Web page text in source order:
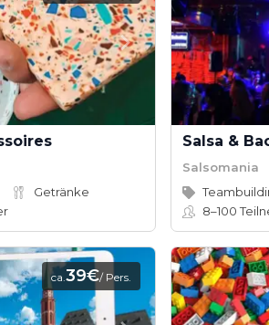
Getränke
Salsa &
Salsomania
8–100
ca.39€/ Pers.